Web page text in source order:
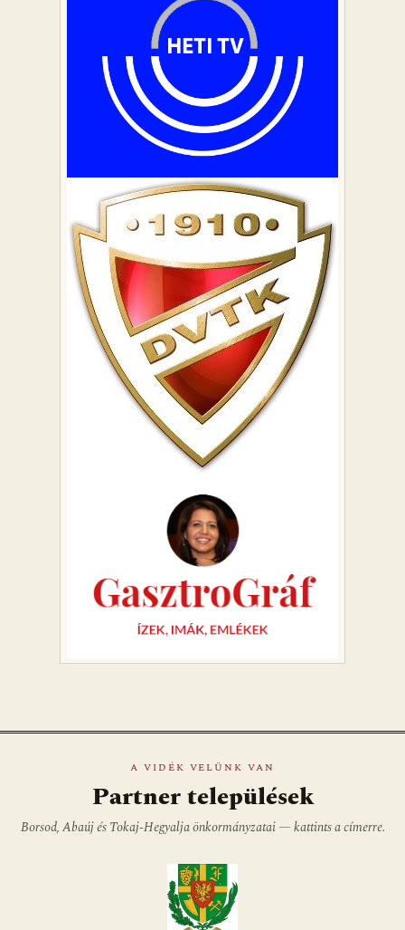
A VIDÉK VELÜNK VAN
Partner települések
Borsod, Abaúj és Tokaj-Hegyalja önkormányzatai — kattints a címerre.